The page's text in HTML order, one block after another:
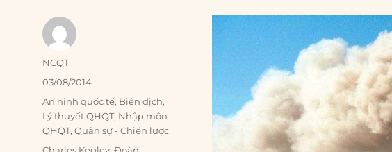
Author
NCQT
Posted
03/08/2014
Categories
An ninh quốc tế, Biên dịch,
Lý thuyết QHQT, Nhập môn
QHQT,Quân sự - Chiến lược
Tags
Charles Kegley,Đoàn